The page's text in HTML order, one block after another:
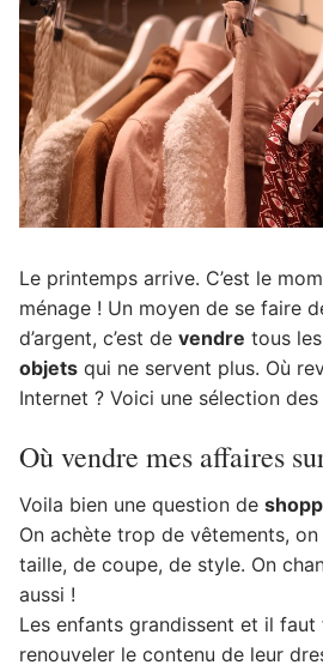
Le printemps arrive. C’est le
ménage ! Un moyen de se faire
d’argent, c’est de vendre tous les
objets qui ne servent plus. Où
Internet ? Voici une sélection
Où vendre mes affaires
Voila bien une question de
On achète trop de vêtements,
taille, de coupe, de style. On
aussi !
Les enfants grandissent et il faut
renouveler le contenu de leur